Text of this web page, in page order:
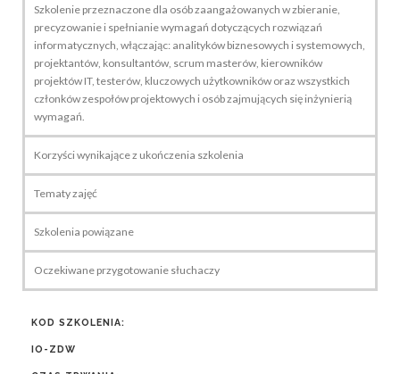
Szkolenie przeznaczone dla osób zaangażowanych w zbieranie,
precyzowanie i spełnianie wymagań dotyczących rozwiązań
informatycznych, włączając: analityków biznesowych i systemowych,
projektantów, konsultantów, scrum masterów, kierowników
projektów IT, testerów, kluczowych użytkowników oraz wszystkich
członków zespołów projektowych i osób zajmujących się inżynierią
wymagań.
Korzyści wynikające z ukończenia szkolenia
Tematy zajęć
Szkolenia powiązane
Oczekiwane przygotowanie słuchaczy
KOD SZKOLENIA:
IO-ZDW